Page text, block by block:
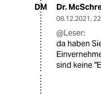
DM Dr.
08.12.2021,
@Leser:
da haben
sind keine